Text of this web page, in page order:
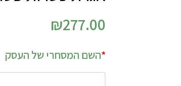
₪277.00
*השם המסחרי של העסק
Alternative: